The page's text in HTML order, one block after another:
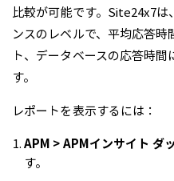
比較が可能です。Site24x7は
ンスのレベルで、平均応答
ト、データベースの応答時
す。
レポートを表示するには：
APM > APMインサイト ダ
す。